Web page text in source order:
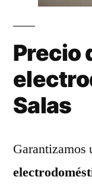
Precio
Salas
Garantizamos